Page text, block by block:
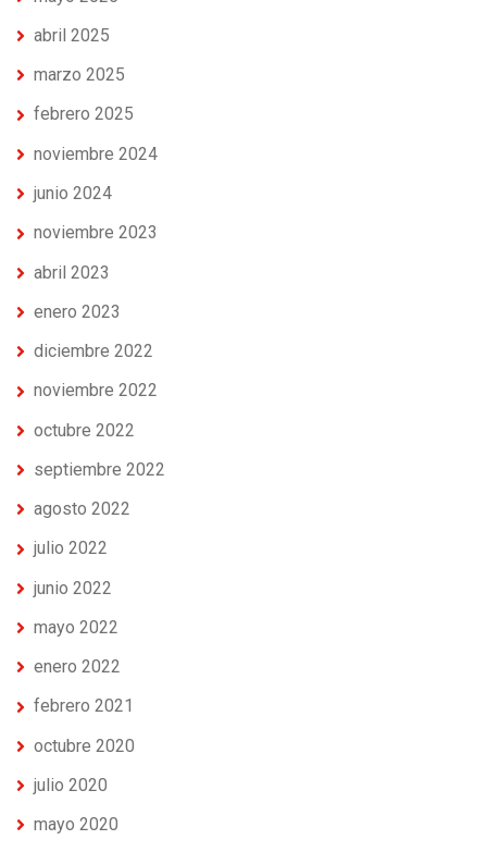
abril 2025
marzo 2025
febrero 2025
noviembre 2024
junio 2024
noviembre 2023
abril 2023
enero 2023
diciembre 2022
noviembre 2022
octubre 2022
septiembre 2022
agosto 2022
julio 2022
junio 2022
mayo 2022
enero 2022
febrero 2021
octubre 2020
julio 2020
mayo 2020